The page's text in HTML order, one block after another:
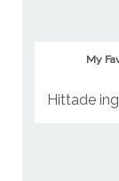
My
Hittade